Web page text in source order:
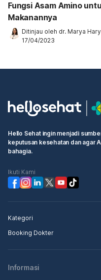
Fungsi Asam Amino
Makanannya
Ditinjau oleh dr. Marya
17/04/2023
Hello Sehat ingin menjadi
keputusan kesehatan dan agar
bahagia.
Ikuti Kami
Kategori
Booking Dokter
Informasi